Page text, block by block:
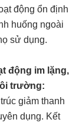
động ổn định
huống ngoài
sử dụng.
động im lặng,
trường:
giảm thanh
dụng. Kết